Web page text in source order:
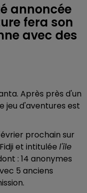
annoncée
fera son
avec des
Après près d'un
jeu d'aventures est
prochain sur
et intitulée l'île
: 14 anonymes
5 anciens